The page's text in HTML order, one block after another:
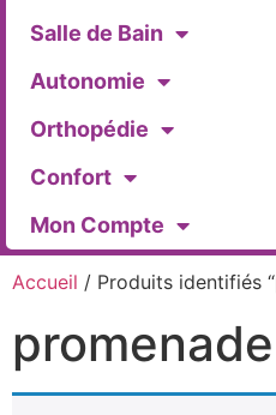
Salle de Bain
Autonomie
Orthopédie
Confort
Mon Compte
Accueil / Produits identifiés
promenade